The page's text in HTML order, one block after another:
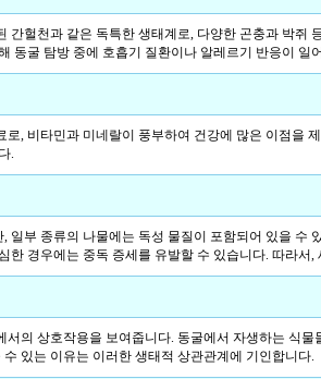
간헐천과 같은 독특한 생태계로, 다양한 곤충과 박
동굴 탐방 중에 호흡기 질환이나 알레르기 반응이 일
, 비타민과 미네랄이 풍부하여 건강에 많은 이점을
.
일부 종류의 나물에는 독성 물질이 포함되어 있을
한 경우에는 중독 증세를 유발할 수 있습니다. 따라서
의 상호작용을 보여줍니다. 동굴에서 자생하는 식
있는 이유는 이러한 생태적 상관관계에 기인합니다.